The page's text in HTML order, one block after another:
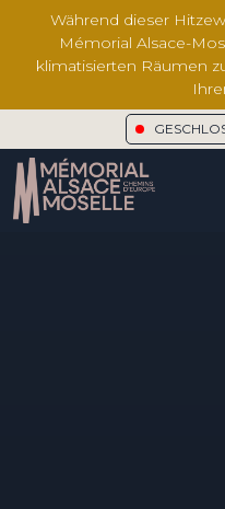
Während dieser
Mémorial Alsace-
klimatisierten Räumen